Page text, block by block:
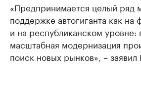
«Предпринимается целый ряд
поддержке автогиганта как на
и на республиканском уровне:
масштабная модернизация
поиск новых рынков», – заявил